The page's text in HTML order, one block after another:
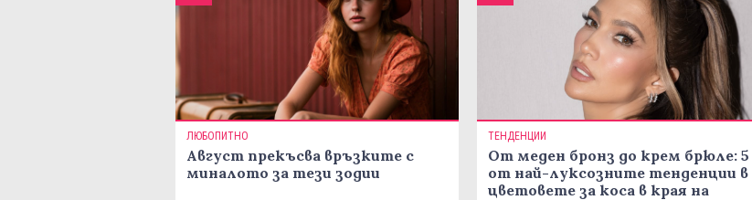
ЛЮБОПИТНО
Август прекъсва връзките с
миналото за тези зодии
ТЕНДЕНЦИИ
От меден бронз до крем брюле: 5
от най-луксозните тенденции в
цветовете за коса в края на